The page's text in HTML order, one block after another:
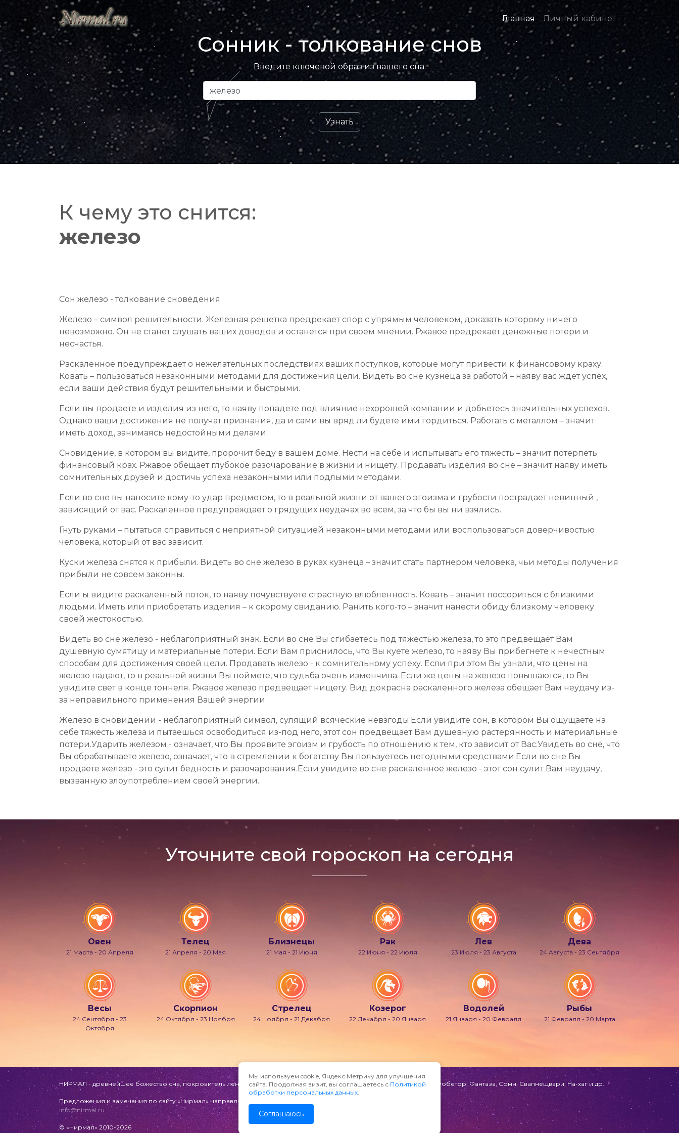
Главная Личный кабинет
Сонник - толкование снов
Введите ключевой образ из вашего сна:
К чему это снится:
железо
Сон железо - толкование сноведения
Железо – символ решительности. Железная решетка предрекает спор с упрямым человеком, доказать которому ничего
невозможно. Он не станет слушать ваших доводов и останется при своем мнении. Ржавое предрекает денежные потери и
несчастья.
Раскаленное предупреждает о нежелательных последствиях ваших поступков, которые могут привести к финансовому краху.
Ковать – пользоваться незаконными методами для достижения цели. Видеть во сне кузнеца за работой – наяву вас ждет успех,
если ваши действия будут решительными и быстрыми.
Если вы продаете и изделия из него, то наяву попадете под влияние нехорошей компании и добьетесь значительных успехов.
Однако ваши достижения не получат признания, да и сами вы вряд ли будете ими гордиться. Работать с металлом – значит
иметь доход, занимаясь недостойными делами.
Сновидение, в котором вы видите, пророчит беду в вашем доме. Нести на себе и испытывать его тяжесть – значит потерпеть
финансовый крах. Ржавое обещает глубокое разочарование в жизни и нищету. Продавать изделия во сне – значит наяву иметь
сомнительных друзей и достичь успеха незаконными или подлыми методами.
Если во сне вы наносите кому-то удар предметом, то в реальной жизни от вашего эгоизма и грубости пострадает невинный ,
зависящий от вас. Раскаленное предупреждает о грядущих неудачах во всем, за что бы вы ни взялись.
Гнуть руками – пытаться справиться с неприятной ситуацией незаконными методами или воспользоваться доверчивостью
человека, который от вас зависит.
Куски железа снятся к прибыли. Видеть во сне железо в руках кузнеца – значит стать партнером человека, чьи методы получения
прибыли не совсем законны.
Если ы видите раскаленный поток, то наяву почувствуете страстную влюбленность. Ковать – значит поссориться с близкими
людьми. Иметь или приобретать изделия – к скорому свиданию. Ранить кого-то – значит нанести обиду близкому человеку
своей жестокостью.
Видеть во сне железо - неблагоприятный знак. Если во сне Вы сгибаетесь под тяжестью железа, то это предвещает Вам
душевную сумятицу и материальные потери. Если Вам приснилось, что Вы куете железо, то наяву Вы прибегнете к нечестным
способам для достижения своей цели. Продавать железо - к сомнительному успеху. Если при этом Вы узнали, что цены на
железо падают, то в реальной жизни Вы поймете, что судьба очень изменчива. Если же цены на железо повышаются, то Вы
увидите свет в конце тоннеля. Ржавое железо предвещает нищету. Вид докрасна раскаленного железа обещает Вам неудачу из-
за неправильного применения Вашей энергии.
Железо в сновидении - неблагоприятный символ, сулящий всяческие невзгоды.Если увидите сон, в котором Вы ощущаете на
себе тяжесть железа и пытаешься освободиться из-под него, этот сон предвещает Вам душевную растерянность и материальные
потери.Ударить железом - означает, что Вы проявите эгоизм и грубость по отношению к тем, кто зависит от Вас.Увидеть во сне, что
Вы обрабатываете железо, означает, что в стремлении к богатству Вы пользуетесь негодными средствами.Если во сне Вы
продаете железо - это сулит бедность и разочарования.Если увидите во сне раскаленное железо - этот сон сулит Вам неудачу,
вызванную злоупотреблением своей энергии.
Уточните свой гороскоп на сегодня
Овен
21 Марта - 20 Апреля
Телец
21 Апреля - 20 Мая
Близнецы
21 Мая - 21 Июня
Рак
22 Июня - 22 Июля
Лев
23 Июля - 23 Августа
Дева
24 Августа - 23 Сентября
Весы
24 Сентября - 23
Октября
Скорпион
24 Октября - 23 Ноября
Стрелец
24 Ноября - 21 Декабря
Козерог
22 Декабря - 20 Января
Водолей
21 Января - 20 Февраля
Рыбы
21 Февраля - 20 Марта
НИРМАЛ - древнейшее божество сна, покровитель лени и мечтаний, также известно под именами Гипнос, Морфей, Фобетор, Фантаза, Сомн, Свапнещвари, На-хаг и др.
Предложения и замечания по сайту «Нирмал» направляйте по адресу:
info@nirmal.ru
© «Нирмал» 2010-2026
Мы используем cookie, Яндекс.Метрику для улучшения
сайта. Продолжая визит, вы соглашаетесь с Политикой
обработки персональных данных.
Соглашаюсь